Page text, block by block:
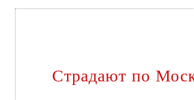
Страдают по